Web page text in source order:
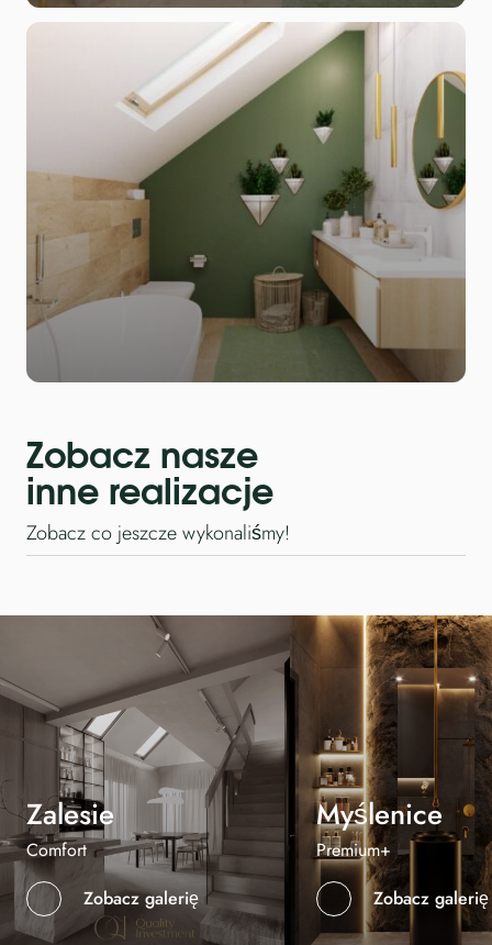
Zobacz nasze
inne realizacje
Zobacz co jeszcze wykonaliśmy!
Zalesie
Comfort
Zobacz galerię
Myślenice
Premium+
Zobacz galerię